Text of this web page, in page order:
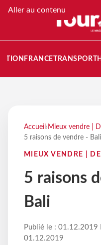
Aller au contenu
FRANCETRANSPORT
Accueil › Mieux vendre |
5 raisons de vendre - Bali
MIEUX VENDRE |
5 raisons
Bali
Publié le : 01.12.2019
01.12.2019